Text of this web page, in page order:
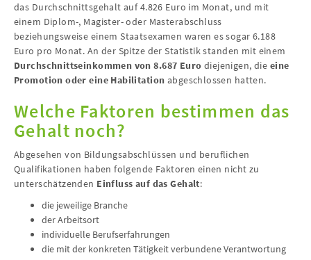
das Durchschnittsgehalt auf 4.826 Euro im Monat, und mit
einem Diplom-, Magister- oder Masterabschluss
beziehungsweise einem Staatsexamen waren es sogar 6.188
Euro pro Monat. An der Spitze der Statistik standen mit einem
Durchschnittseinkommen von 8.687 Euro diejenigen, die eine
Promotion oder eine Habilitation abgeschlossen hatten.
Welche Faktoren bestimmen das
Gehalt noch?
Abgesehen von Bildungsabschlüssen und beruflichen
Qualifikationen haben folgende Faktoren einen nicht zu
unterschätzenden Einfluss auf das Gehalt:
die jeweilige Branche
der Arbeitsort
individuelle Berufserfahrungen
die mit der konkreten Tätigkeit verbundene Verantwortung